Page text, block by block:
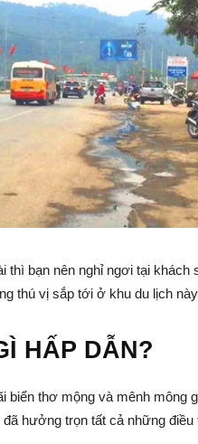
thì bạn nên nghỉ ngơi tại
thú vị sắp tới ở khu du lịch
HẤP DẪN?
biển thơ mộng và mênh
hưởng trọn tất cả những điều